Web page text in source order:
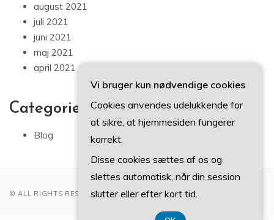
august 2021
juli 2021
juni 2021
maj 2021
april 2021
Categories
Blog
© ALL RIGHTS RESERVED 2022
Vi bruger kun nødvendige cookies
Cookies anvendes udelukkende for
at sikre, at hjemmesiden fungerer
korrekt.
Disse cookies sættes af os og
slettes automatisk, når din session
slutter eller efter kort tid.